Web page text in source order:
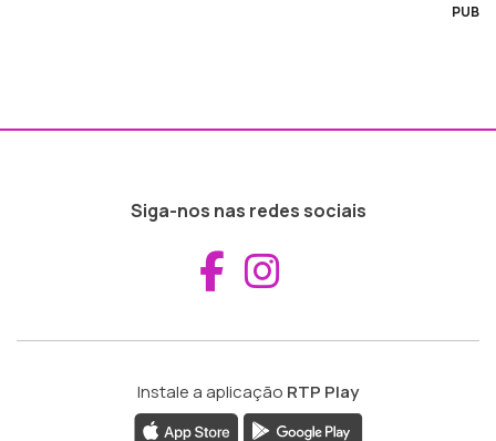
PUB
Siga-nos nas redes sociais
Aceder ao
Instale a aplicação RTP Play